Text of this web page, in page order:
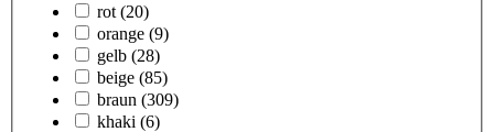
rot (20)
orange (9)
gelb (28)
beige (85)
braun (309)
khaki (6)